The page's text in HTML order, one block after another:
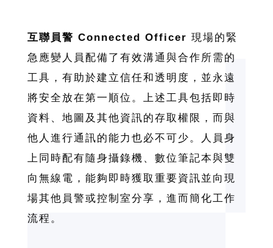
互聯員警 Connected Officer 現場的緊
急應變人員配備了有效溝通與合作所需的
工具，有助於建立信任和透明度，並永遠
將安全放在第一順位。上述工具包括即時
資料、地圖及其他資訊的存取權限，而與
他人進行通訊的能力也必不可少。人員身
上同時配有隨身攝錄機、數位筆記本與雙
向無線電，能夠即時獲取重要資訊並向現
場其他員警或控制室分享，進而簡化工作
流程。